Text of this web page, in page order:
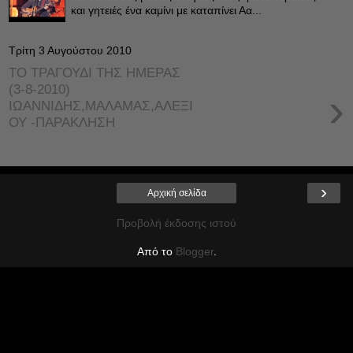
και γητειές ένα καμίνι με καταπίνει Αα...
Τρίτη 3 Αυγούστου 2010
ΤΟ ΤΡΑΓΟΥΔΙ ΤΗΣ ΗΜΕΡΑΣ
(3-8-2010)
ΙΩΑΝΝΙΔΗΣ,ΜΑΛΑΜΑΣ,ΑΛΕΞΙ
ΟΥ -ΠΑΡΑΚΛΗΣΗ
›
›
Αρχική σελίδα
Προβολή έκδοσης ιστού
Από το Blogger.